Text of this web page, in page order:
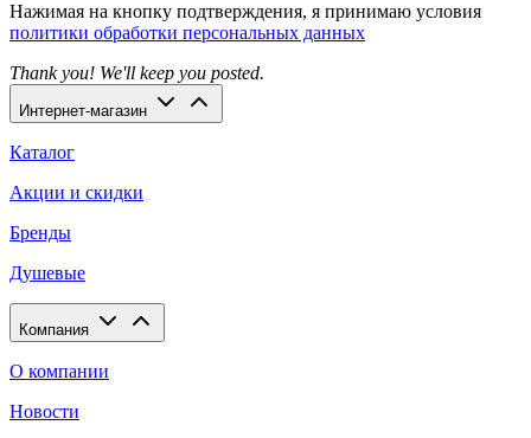
Нажимая на кнопку подтверждения, я принимаю условия
политики обработки персональных данных
Thank you! We'll keep you posted.
Интернет-магазин
Каталог
Акции и скидки
Бренды
Душевые
Компания
О компании
Новости